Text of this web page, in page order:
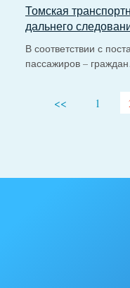
Томская
дальнего
В соответствии с
пассажиров –
<< 1